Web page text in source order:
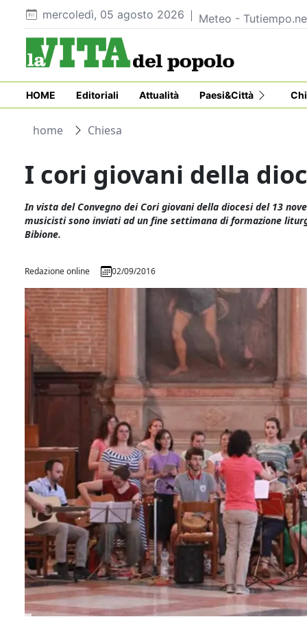
mercoledì, 05 agosto 2026 Meteo -
HOME Editoriali Attualità Paesi&Città
home Chiesa
I cori giovani della
In vista del Convegno dei Cori giovani della diocesi del 13
musicisti sono inviati ad un fine settimana di formazione
Bibione.
Redazione online 02/09/2016